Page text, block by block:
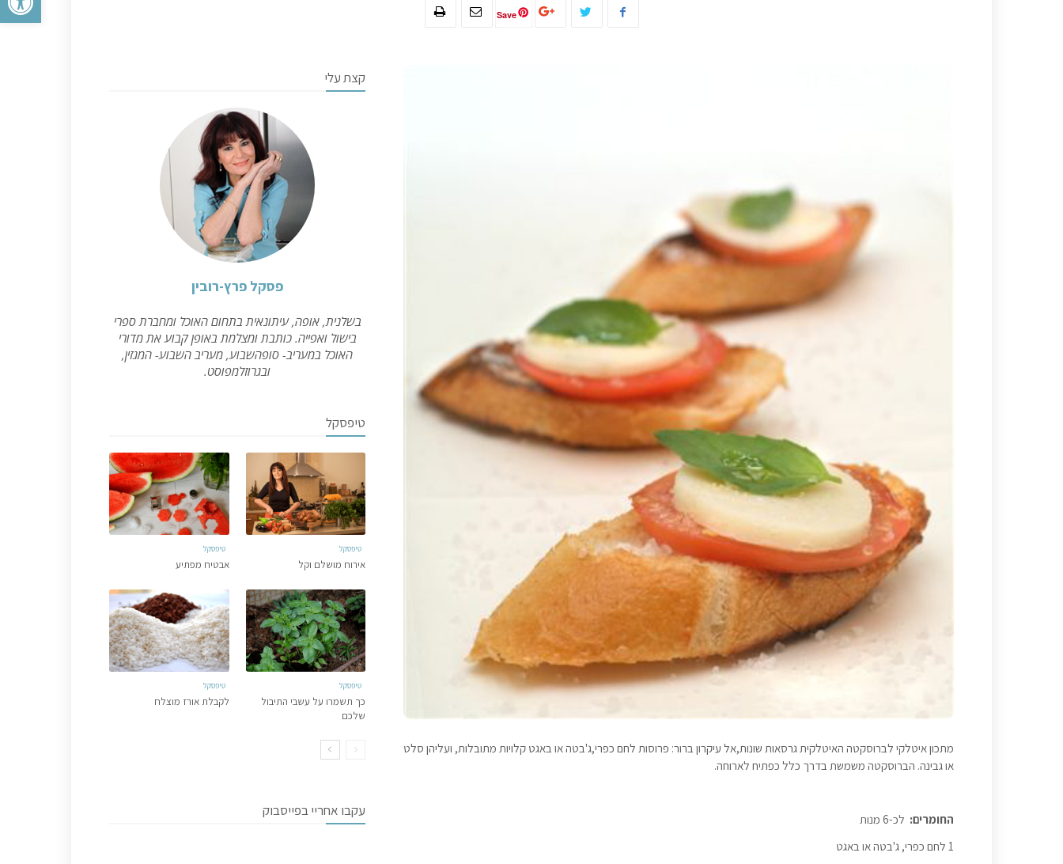
Save
מתכון איטלקי לברוסקטה האיטלקית גרסאות שונות,אל עיקרון ברור: פרוסות לחם כפרי,ג'בטה או באגט קלויות מתובלות, ועליהן סלט
או גבינה. הברוסקטה משמשת בדרך כלל כפתיח לארוחה.
החומרים: לכ-6 מנות
1 לחם כפרי, ג'בטה או באגט
קצת עלי
פסקל פרץ-רובין
בשלנית, אופה, עיתונאית בתחום האוכל ומחברת ספרי
בישול ואפייה. כותבת ומצלמת באופן קבוע את מדורי
האוכל במעריב- סופהשבוע, מעריב השבוע- המגזין,
ובגרוזלמפוסט.
טיפסקל
טיפסקל
אירוח מושלם וקל
טיפסקל
אבטיח מפתיע
טיפסקל
כך תשמרו על עשבי התיבול
שלכם
טיפסקל
לקבלת אורז מוצלח
עקבו אחריי בפייסבוק